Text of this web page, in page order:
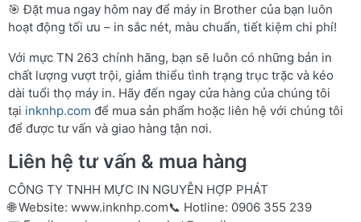
🎯 Đặt mua ngay hôm nay để máy in Brother của bạn luôn
hoạt động tối ưu – in sắc nét, màu chuẩn, tiết kiệm chi phí!
Với mực TN 263 chính hãng, bạn sẽ luôn có những bản in
chất lượng vượt trội, giảm thiểu tình trạng trục trặc và kéo
dài tuổi thọ máy in. Hãy đến ngay cửa hàng của chúng tôi
tại inknhp.com để mua sản phẩm hoặc liên hệ với chúng tôi
để được tư vấn và giao hàng tận nơi.
Liên hệ tư vấn & mua hàng
CÔNG TY TNHH MỰC IN NGUYỄN HỢP PHÁT
🌐 Website: www.inknhp.com📞 Hotline: 0906 355 239